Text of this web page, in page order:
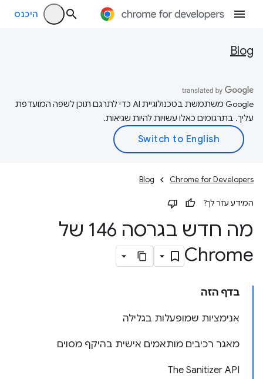
היכנס
Blog
‫Google משתמשת בטכנולוגיית AI כדי לתרגם תוכן לשפה המועדפת
עליך. בתרגומים כאלו עשויות להיות שגיאות.
Chrome for Developers
Blog
המידע עזר לך?
מה חדש בגרסה 146 של
Chrome
בדף הזה
אנימציות שמופעלות בגלילה
מאגר רכיבים מותאמים אישית בהיקף מסוים
The Sanitizer API